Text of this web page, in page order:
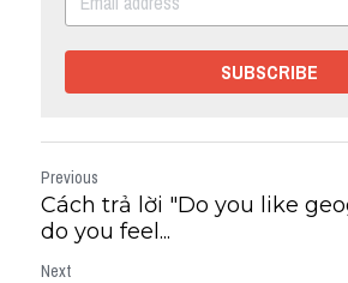
SUBSCRIBE
Previous
Cách trả lời "Do you like
do you feel...
Next